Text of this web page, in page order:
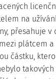
na
přesahuje v
plátcem
částku,
takových